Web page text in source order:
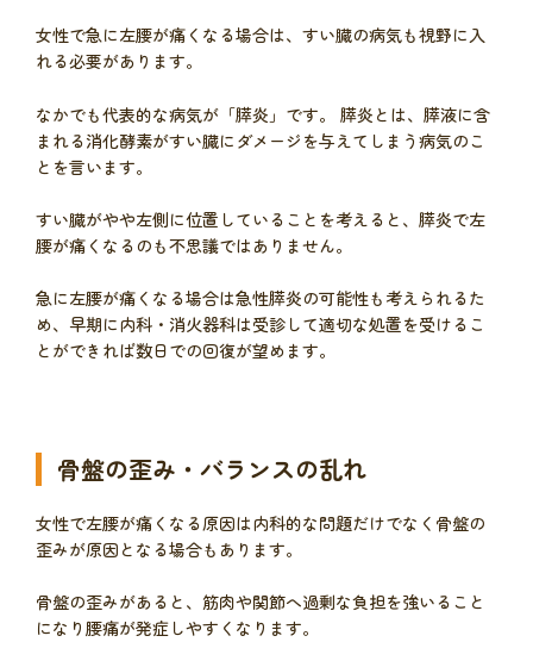
女性で急に左腰が痛くなる場合は、すい臓の病気も視野に入
れる必要があります。
なかでも代表的な病気が「膵炎」です。 膵炎とは、膵液に含
まれる消化酵素がすい臓にダメージを与えてしまう病気のこ
とを言います。
すい臓がやや左側に位置していることを考えると、膵炎で左
腰が痛くなるのも不思議ではありません。
急に左腰が痛くなる場合は急性膵炎の可能性も考えられるた
め、早期に内科・消火器科は受診して適切な処置を受けるこ
とができれば数日での回復が望めます。
骨盤の歪み・バランスの乱れ
女性で左腰が痛くなる原因は内科的な問題だけでなく骨盤の
歪みが原因となる場合もあります。
骨盤の歪みがあると、筋肉や関節へ過剰な負担を強いること
になり腰痛が発症しやすくなります。